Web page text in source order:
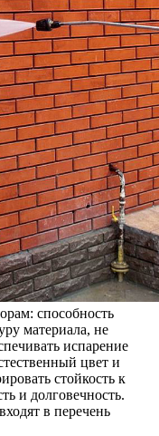
способность
материала, не
испарение
цвет и
стойкость к
и долговечность.
в перечень